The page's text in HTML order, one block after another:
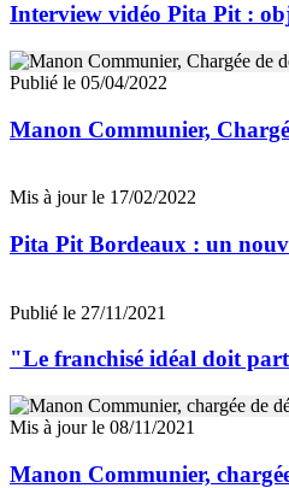
Interview vidéo Pita Pit :
Publié le 05/04/2022
Manon Communier,
Mis à jour le 17/02/2022
Pita Pit Bordeaux : un
Publié le 27/11/2021
"Le franchisé idéal doit
Mis à jour le 08/11/2021
Manon Communier,